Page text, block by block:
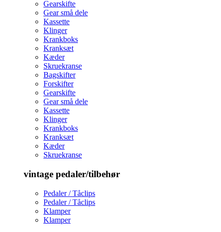
Gearskifte
Gear små dele
Kassette
Klinger
Krankboks
Kranksæt
Kæder
Skruekranse
Bagskifter
Forskifter
Gearskifte
Gear små dele
Kassette
Klinger
Krankboks
Kranksæt
Kæder
Skruekranse
vintage pedaler/tilbehør
Pedaler / Tåclips
Pedaler / Tåclips
Klamper
Klamper